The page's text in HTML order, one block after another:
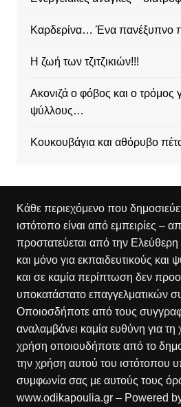
Καρδερίνα… Ένα πανέξυπνο
Η ζωή των τζιτζικιών!!!
Ακονιζά ο φόβος και ο τρόμος
ψύλλους…
Κουκουβάγια και αθόρυβο
Κάθε περιεχόμενο που
ιστότοπο είναι από εμπειρίες –
προστατεύεται από την Ελεύθερη
και μόνο για εκπαιδευτικούς
και σε καμία περίπτωση δεν
υποκατάστατο επαγγελματικών
Οποιοσδήποτε από τους
αναλαμβάνει καμία ευθύνη για
χρήση οποιουδήποτε από το
την χρήση αυτού του ιστότοπου
συμφωνία σας με αυτούς τους
www.odikapoulia.gr – Powered